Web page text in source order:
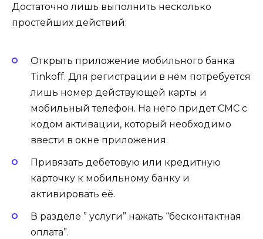
Достаточно лишь выполнить несколько
простейших действий:
Открыть приложение мобильного банка
Tinkoff. Для регистрации в нём потребуется
лишь номер действующей карты и
мобильный телефон. На него придет СМС с
кодом активации, который необходимо
ввести в окне приложения.
Привязать дебетовую или кредитную
карточку к мобильному банку и
активировать её.
В разделе ” услуги” нажать “бесконтактная
оплата”.